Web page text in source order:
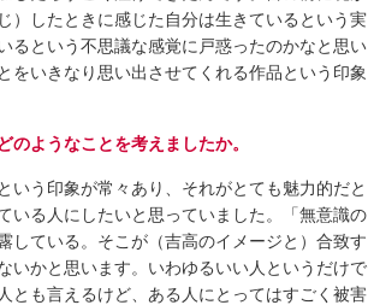
）したときに感じた自分は生きているという実
るという不思議な感覚に戸惑ったのかなと思い
をいきなり思い出させてくれる作品という印象
のようなことを考えましたか。
う印象が常々あり、それがとても魅力的だと
いる人にしたいと思っていました。「無意識の
している。そこが（吉高のイメージと）合致す
いかと思います。いわゆるいい人というだけで
とも言えるけど、ある人にとってはすごく被害